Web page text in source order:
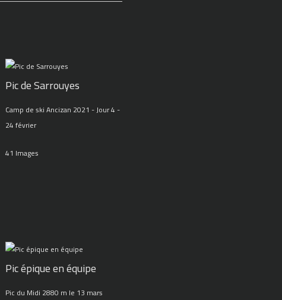
Pic de Sarrouyes
Camp de ski Ancizan 2021 - Jour 4 -
24 février
41 Images
Pic épique en équipe
Pic du Midi 2880 m le 13 mars